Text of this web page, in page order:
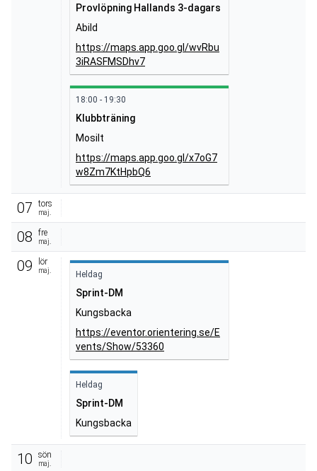
Provlöpning Hallands 3-dagars
Abild
https://maps.app.goo.gl/wvRbu
3iRASFMSDhv7
18:00 - 19:30
Klubbträning
Mosilt
https://maps.app.goo.gl/x7oG7
w8Zm7KtHpbQ6
07 tors
maj.
08 fre
maj.
09 lör
maj. Heldag
Sprint-DM
Kungsbacka
https://eventor.orientering.se/E
vents/Show/53360
Heldag
Sprint-DM
Kungsbacka
10 sön
maj.